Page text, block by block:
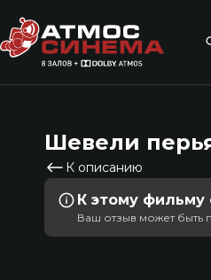
Шевели
К описанию
К этому фильму
Ваш отзыв может быть